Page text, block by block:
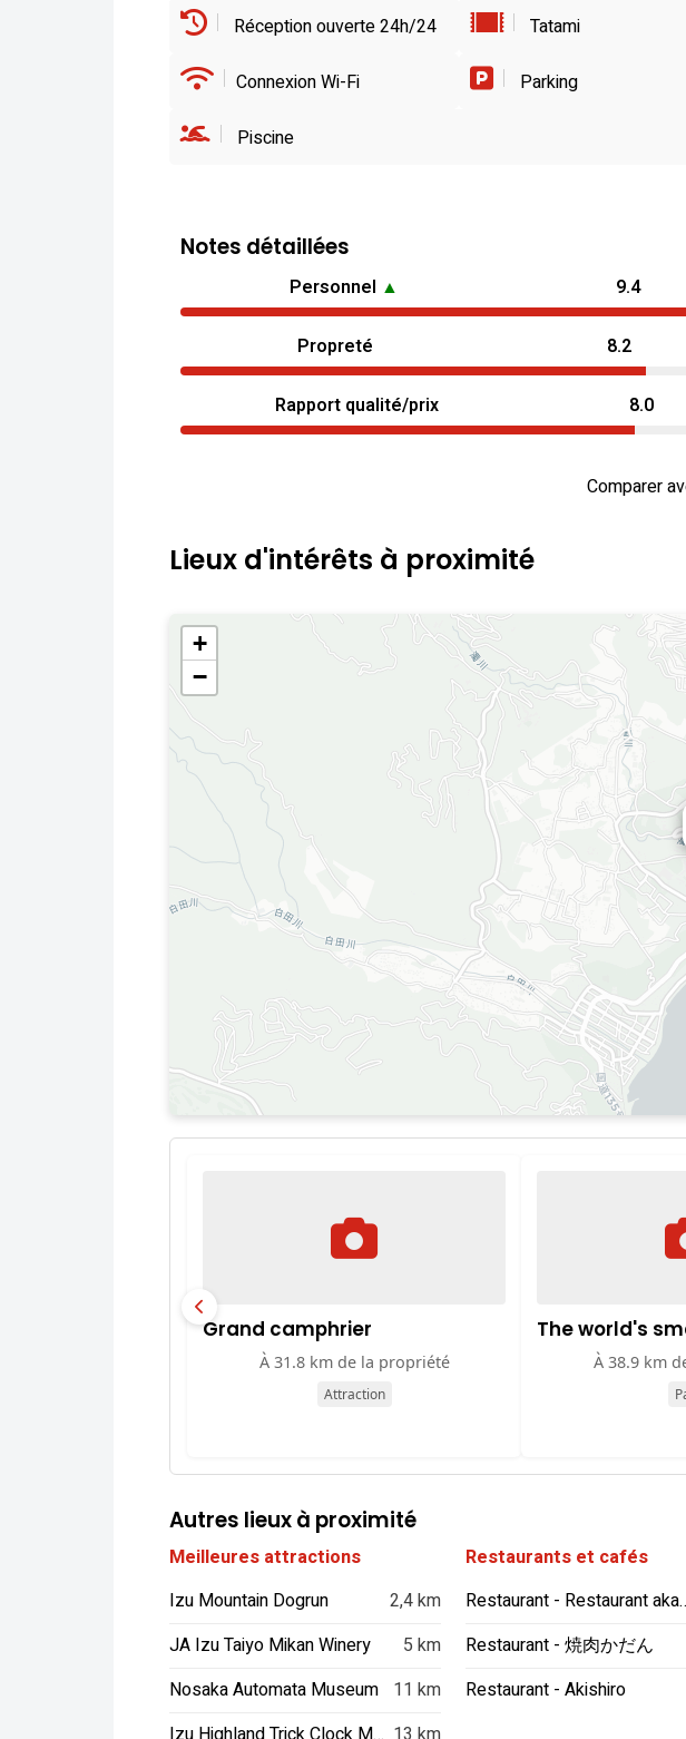
Réception ouverte 24h/24 Tatami
Connexion Wi-Fi Parking
Piscine
Notes détaillées
Personnel ▲ 9.4
Propreté 8.2
Rapport qualité/prix 8.0
Comparer
Lieux d'intérêts à proximité
+
−
Grand camphrier
À 31.8 km de la propriété
Attraction
The world's
À 38.9 km
Autres lieux à proximité
Meilleures attractions
Izu Mountain Dogrun
2,4 km
JA Izu Taiyo Mikan Winery
5 km
Nosaka Automata Museum 11 km
Restaurants et cafés
Restaurant -
Restaurant - 焼肉かだん
Restaurant - Akishiro